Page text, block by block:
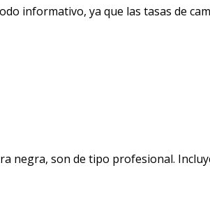
informativo, ya que las tasas de
negra, son de tipo profesional.